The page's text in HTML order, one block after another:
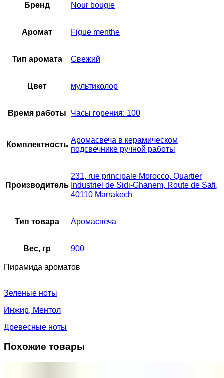
Бренд Nour bougie
Аромат Figue menthe
Тип аромата Свежий
Цвет мультиколор
Время работы Часы горения: 100
Комплектность
Аромасвеча в керамическом
подсвечнике ручной работы
Производитель
231, rue principale Morocco, Quartier
Industriel de Sidi-Ghanem, Route de Safi,
40110 Marrakech
Тип товара Аромасвеча
Вес, гр 900
Пирамида ароматов
Зеленые ноты
Инжир, Ментол
Древесные ноты
Похожие товары